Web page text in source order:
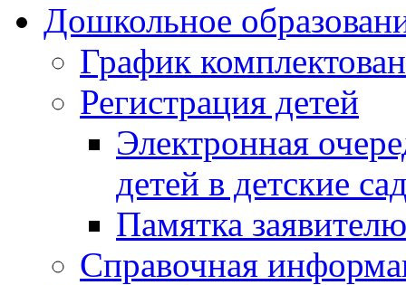
Дошкольное
График
Регистрация детей
Электронная
детей в детские
Памятка заявителю
Справочная